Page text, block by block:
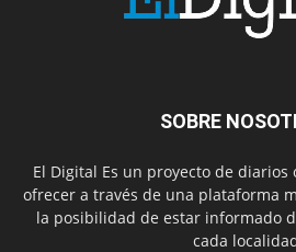
SOBRE
El Digital Es un proyecto de
ofrecer a través de una plataforma
la posibilidad de estar informado
cada